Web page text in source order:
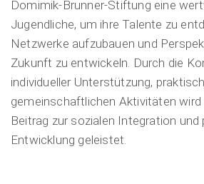
Domimik-Brunner-Stiftung eine
Jugendliche, um ihre Talente zu
Netzwerke aufzubauen und
Zukunft zu entwickeln. Durch die
individueller Unterstützung,
gemeinschaftlichen Aktivitäten
Beitrag zur sozialen Integration und
Entwicklung geleistet.